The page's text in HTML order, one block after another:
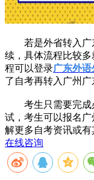
若是外省转入广
续，具体流程比较
程可以登录广东外
了自考再转入广州广
考生只需要完成
试，考生可以报名
解更多自考资讯或有
在线咨询